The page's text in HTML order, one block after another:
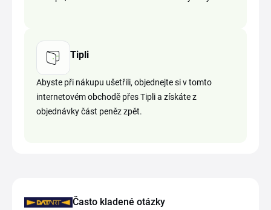
Tipli
Abyste při nákupu ušetřili, objednejte si v tomto
internetovém obchodě přes Tipli a získáte z
objednávky část peněz zpět.
Často kladené otázky